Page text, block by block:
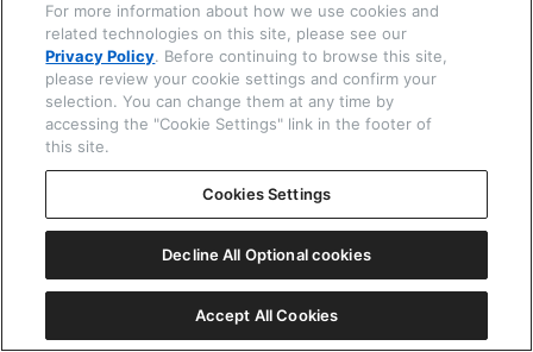
時刻・カレンダーの手動合わせについて
基準位置を確認・修正する
Copyright © 2026 CITIZEN WATCH Co. Ltd. All rights reserved.
For more information about how we use cookies and
related technologies on this site, please see our
Privacy Policy. Before continuing to browse this site,
please review your cookie settings and confirm your
selection. You can change them at any time by
accessing the "Cookie Settings" link in the footer of
this site.
Cookies Settings
Decline All Optional cookies
Accept All Cookies